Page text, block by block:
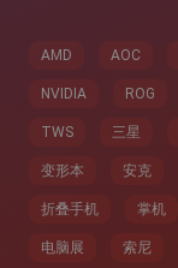
AMD AOC
NVIDIA ROG
TWS 三星
变形本 安克
折叠手机 掌机
电脑展 索尼